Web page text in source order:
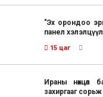
"Эх орондоо
панел
15 цаг
Ираны нөхцөл
захиргааг